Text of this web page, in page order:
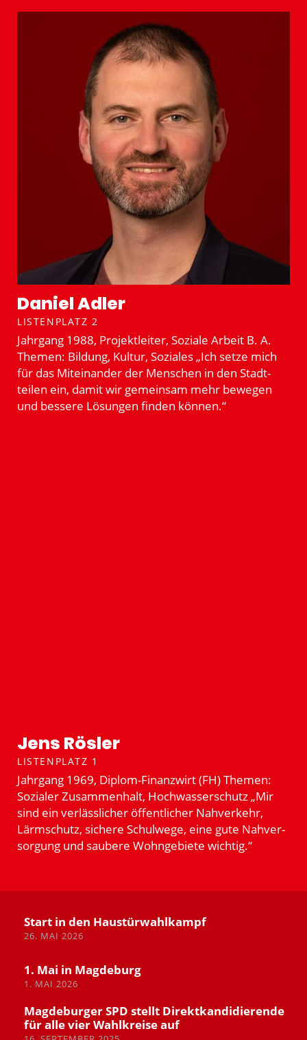
Daniel Adler
LISTENPLATZ 2
Jahrgang 1988, Projekt­leiter, Soziale Arbeit B. A.
Themen: Bildung, Kultur, Soziales „Ich setze mich
für das Mitein­ander der Menschen in den Stadt­
teilen ein, damit wir gemeinsam mehr bewegen
und bessere Lösungen finden können.“
Jens Rösler
LISTENPLATZ 1
Jahrgang 1969, Diplom-Finanzwirt (FH) Themen:
Sozialer Zusam­menhalt, Hochwas­ser­schutz „Mir
sind ein verläss­licher öffent­licher Nahverkehr,
Lärmschutz, sichere Schulwege, eine gute Nahver­
sorgung und saubere Wohnge­biete wichtig.“
Start in den Haustür­wahl­kampf
26. MAI 2026
1. Mai in Magdeburg
1. MAI 2026
Magde­burger SPD stellt Direkt­kan­di­die­rende
für alle vier Wahlkreise auf